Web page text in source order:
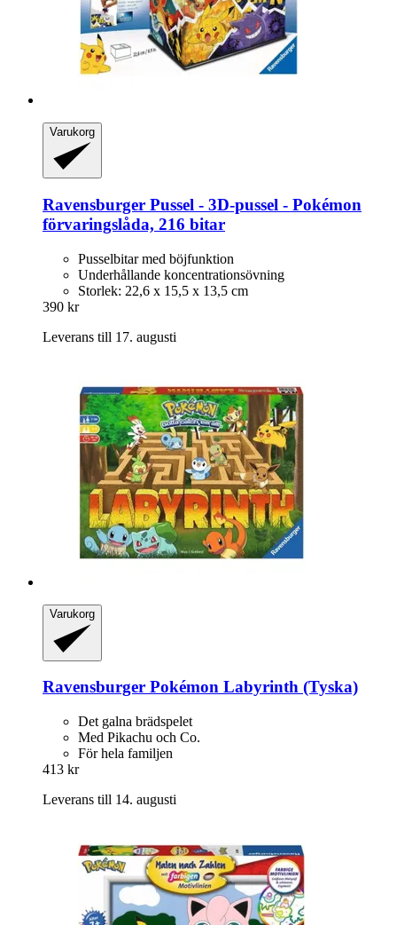
Varukorg
Ravensburger Pussel -​ 3D-​pussel -​ Pokémon
förvaringslåda, 216 bitar
Pusselbitar med böjfunktion
Underhållande koncentrationsövning
Storlek: 22,6 x 15,5 x 13,5 cm
390 kr
Leverans till 17. augusti
Varukorg
Ravensburger Pokémon Labyrinth (Tyska)
Det galna brädspelet
Med Pikachu och Co.
För hela familjen
413 kr
Leverans till 14. augusti